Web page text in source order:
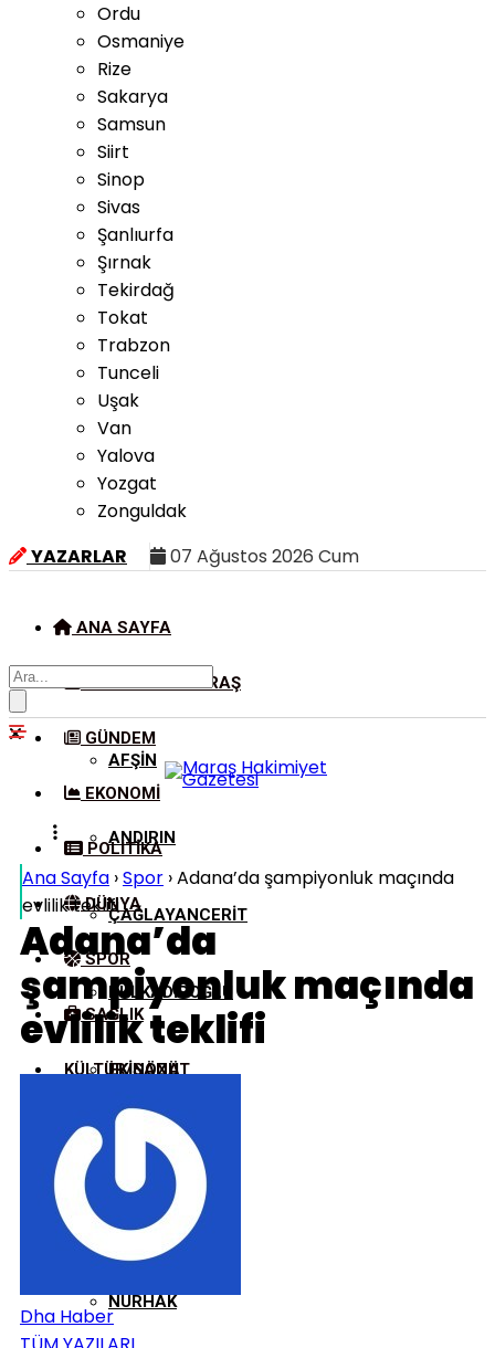
Ordu
Osmaniye
Rize
Sakarya
Samsun
Siirt
Sinop
Sivas
Şanlıurfa
Şırnak
Tekirdağ
Tokat
Trabzon
Tunceli
Uşak
Van
Yalova
Yozgat
Zonguldak
YAZARLAR
07 Ağustos 2026 Cum
ANA SAYFA
KAHRAMANMARAŞ
AFŞIN
ANDIRIN
ÇAĞLAYANCERIT
DULKADIROĞLU
EKINÖZÜ
ELBISTAN
GÖKSUN
NURHAK
GÜNDEM
EKONOMI
POLITIKA
DÜNYA
SPOR
SAĞLIK
KÜLTÜR/SANAT
Ana Sayfa ›Spor ›Adana’da şampiyonluk maçında
evlilik teklifi
Adana’da
şampiyonluk maçında
evlilik teklifi
Dha Haber